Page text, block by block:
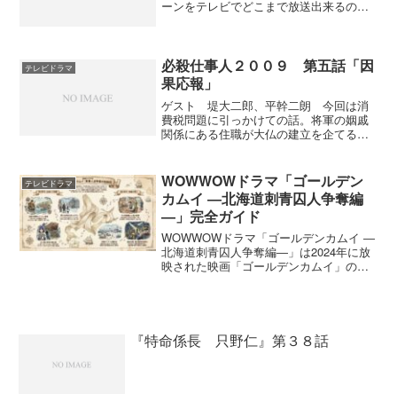
ーンをテレビでどこまで放送出来るのか
テレビドラマ
必殺仕事人２００９ 第五話「因
果応報」
ゲスト 堤大二郎、平幹二朗 今回は消
費税問題に引っかけての話。将軍の姻戚
関係にある住職が大仏の建立を企てる。
て、その税金で仏像を作るのならまだい
いが安い材料でしかも見た...
テレビドラマ
WOWWOWドラマ「ゴールデン
カムイ ―北海道刺青囚人争奪編
―」完全ガイド
WOWWOWドラマ「ゴールデンカムイ ―
北海道刺青囚人争奪編―」は2024年に放
映された映画「ゴールデンカムイ」のそ
『特命係長 只野仁』第３８話